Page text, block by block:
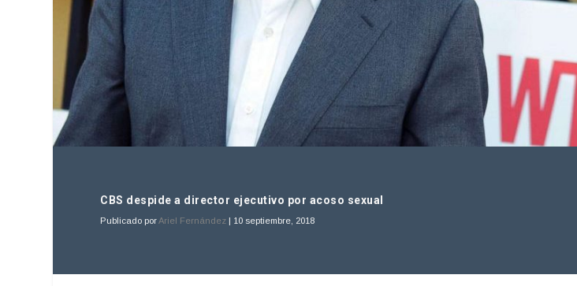
CBS despide a director ejecutivo por acoso sexual
Publicado porAriel Fernández | 10 septiembre, 2018